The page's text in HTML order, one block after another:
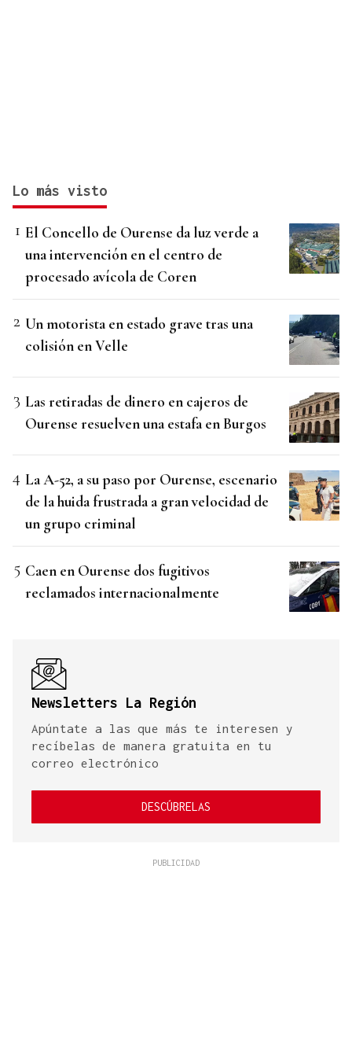
Lo más visto
El Concello de Ourense da luz verde a
una intervención en el centro de
procesado avícola de Coren
Un motorista en estado grave tras una
colisión en Velle
Las retiradas de dinero en cajeros de
Ourense resuelven una estafa en Burgos
La A-52, a su paso por Ourense, escenario
de la huida frustrada a gran velocidad de
un grupo criminal
Caen en Ourense dos fugitivos
reclamados internacionalmente
Newsletters La Región
Apúntate a las que más te interesen y
recíbelas de manera gratuita en tu
correo electrónico
DESCÚBRELAS